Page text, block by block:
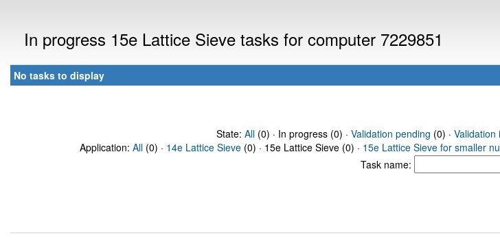
In progress 15e Lattice Sieve tasks for computer 7229851
No tasks to display
State: All(0) · In progress (0) · Validation pending (0) · Validation
Application: All (0) · 14e Lattice Sieve (0) · 15e Lattice Sieve (0) · 15e Lattice Sieve for smaller
Task name: